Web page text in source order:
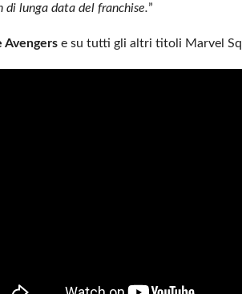
di lunga data del franchise.”
Avengerse su tutti gli altri titoli Marvel